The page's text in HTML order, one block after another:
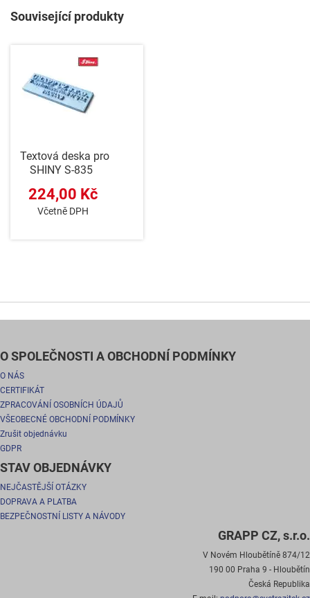
Související produkty
Textová deska pro
SHINY S-835
224,00 Kč
Včetně DPH
O SPOLEČNOSTI A OBCHODNÍ PODMÍNKY
O NÁS
CERTIFIKÁT
ZPRACOVÁNÍ OSOBNÍCH ÚDAJŮ
VŠEOBECNÉ OBCHODNÍ PODMÍNKY
Zrušit objednávku
GDPR
STAV OBJEDNÁVKY
NEJČASTĚJŠÍ OTÁZKY
DOPRAVA A PLATBA
BEZPEČNOSTNÍ LISTY A NÁVODY
GRAPP CZ, s.r.o.
V Novém Hloubětíně 874/12
190 00 Praha 9 - Hloubětín
Česká Republika